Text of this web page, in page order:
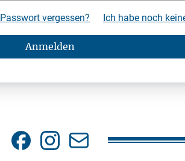
Passwort vergessen? Ich habe noch
Anmelden